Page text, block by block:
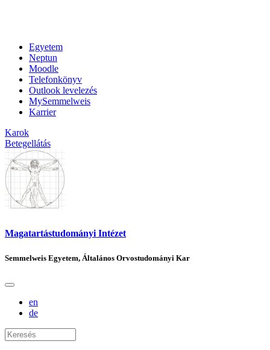
Egyetem
Neptun
Moodle
Telefonkönyv
Outlook levelezés
MySemmelweis
Karrier
Karok
Betegellátás
Magatartástudományi Intézet
Semmelweis Egyetem, Általános Orvostudományi Kar
en
de